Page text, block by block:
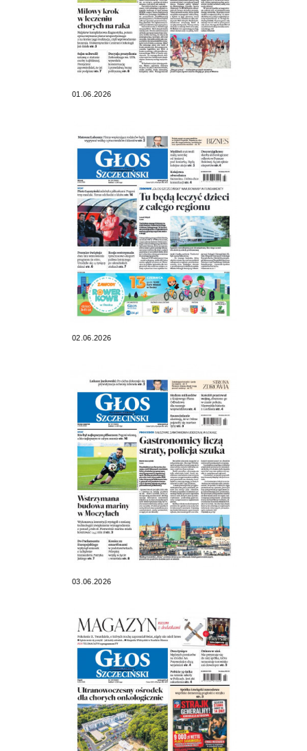
01.06.2026
02.06.2026
03.06.2026